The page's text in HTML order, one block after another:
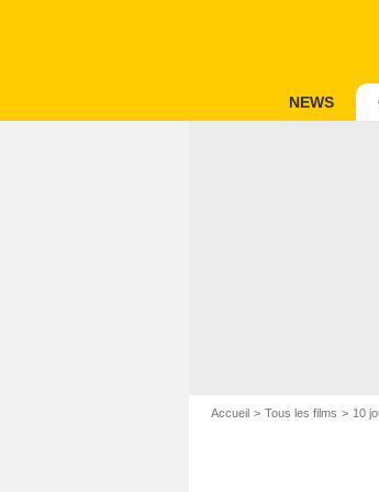
NEWS
Accueil Tous les films 10